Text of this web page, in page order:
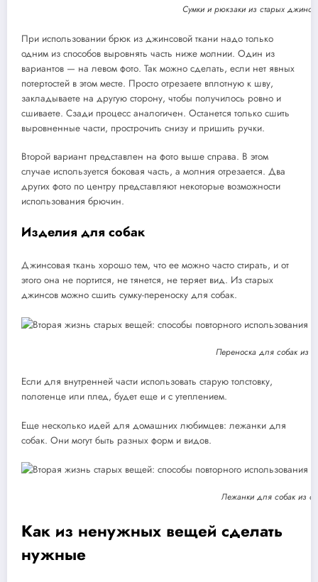
Сумки и рюкзаки из старых
При использовании брюк из джинсовой ткани надо только
одним из способов выровнять часть ниже молнии. Один из
вариантов — на левом фото. Так можно сделать, если нет явных
потертостей в этом месте. Просто отрезаете вплотную к шву,
закладываете на другую сторону, чтобы получилось ровно и
сшиваете. Сзади процесс аналогичен. Останется только сшить
выровненные части, прострочить снизу и пришить ручки.
Второй вариант представлен на фото выше справа. В этом
случае используется боковая часть, а молния отрезается. Два
других фото по центру представляют некоторые возможности
использования брючин.
Изделия для собак
Джинсовая ткань хорошо тем, что ее можно часто стирать, и от
этого она не портится, не тянется, не теряет вид. Из старых
джинсов можно сшить сумку-переноску для собак.
Переноска для собак из
Если для внутренней части использовать старую толстовку,
полотенце или плед, будет еще и с утеплением.
Еще несколько идей для домашних любимцев: лежанки для
собак. Они могут быть разных форм и видов.
Лежанки для собак из
Как из ненужных вещей сделать
нужные